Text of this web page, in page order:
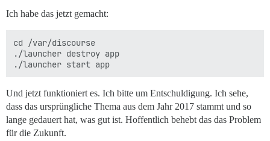
Ich habe das jetzt gemacht:
cd /var/discourse
./launcher destroy app
Und jetzt funktioniert es. Ich bitte um Entschuldigung. Ich sehe,
dass das ursprüngliche Thema aus dem Jahr 2017 stammt und so
lange gedauert hat, was gut ist. Hoffentlich behebt das das Problem
für die Zukunft.